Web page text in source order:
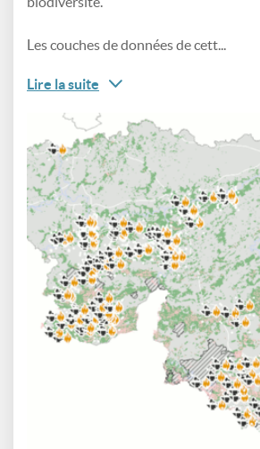
Les couches de données de cett...
Lire la suite